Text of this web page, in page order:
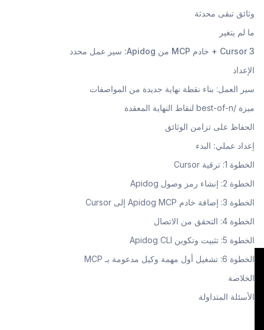
وثائق تبقى محدثة
ما لم يتغير
Cursor 3 + خادم MCP من Apidog: سير عمل محدد
الإعداد
سير العمل: بناء نقطة نهاية جديدة من المواصفات
ميزة /best-of-n لنقاط النهاية المعقدة
الحفاظ على تزامن الوثائق
إعداد عملي: البدء
الخطوة 1: ترقية Cursor
الخطوة 2: إنشاء رمز وصول Apidog
الخطوة 3: إضافة خادم Apidog MCP إلى Cursor
الخطوة 4: التحقق من الاتصال
الخطوة 5: تثبيت وتكوين Apidog CLI
الخطوة 6: تشغيل أول مهمة وكيل مدعومة بـ MCP
الخلاصة
الأسئلة المتداولة